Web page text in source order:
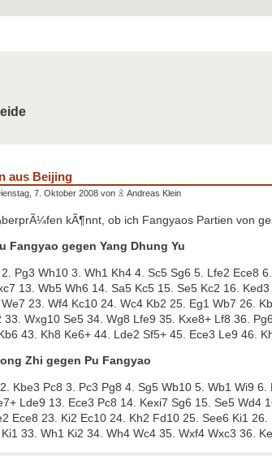
aus Beijing
7. Oktober 2008 von Andreas Klein
kÃ¶nnt, ob ich Fangyaos Partien von
Fangyao gegen Yang Dhung Yu
Pg3 Wh10 3. Wh1 Kh4 4. Sc5 Sg6 5. Lfe2 Ece8
13. Wb5 Wh6 14. Sa5 Kc5 15. Se5 Kc2 16.
23. Wf4 Kc10 24. Wc4 Kb2 25. Eg1 Wb7 26.
33. Wxg10 Se5 34. Wg8 Lfe9 35. Kxe8+ Lf8 36.
43. Kh8 Ke6+ 44. Lde2 Sf5+ 45. Ece3 Le9 46.
Zhi gegen Pu Fangyao
Kbe3 Pc8 3. Pc3 Pg8 4. Sg5 Wb10 5. Wb1 Wi9
Lde9 13. Ece3 Pc8 14. Kexi7 Sg6 15. Se5 Wd4
Ece8 23. Ki2 Ec10 24. Kh2 Fd10 25. See6 Ki1
33. Wh1 Ki2 34. Wh4 Wc4 35. Wxf4 Wxc3 36.